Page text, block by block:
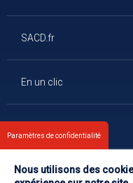
SACD.fr
En un clic
Contact
Paramètres de confidentialité
Nous utilisons des